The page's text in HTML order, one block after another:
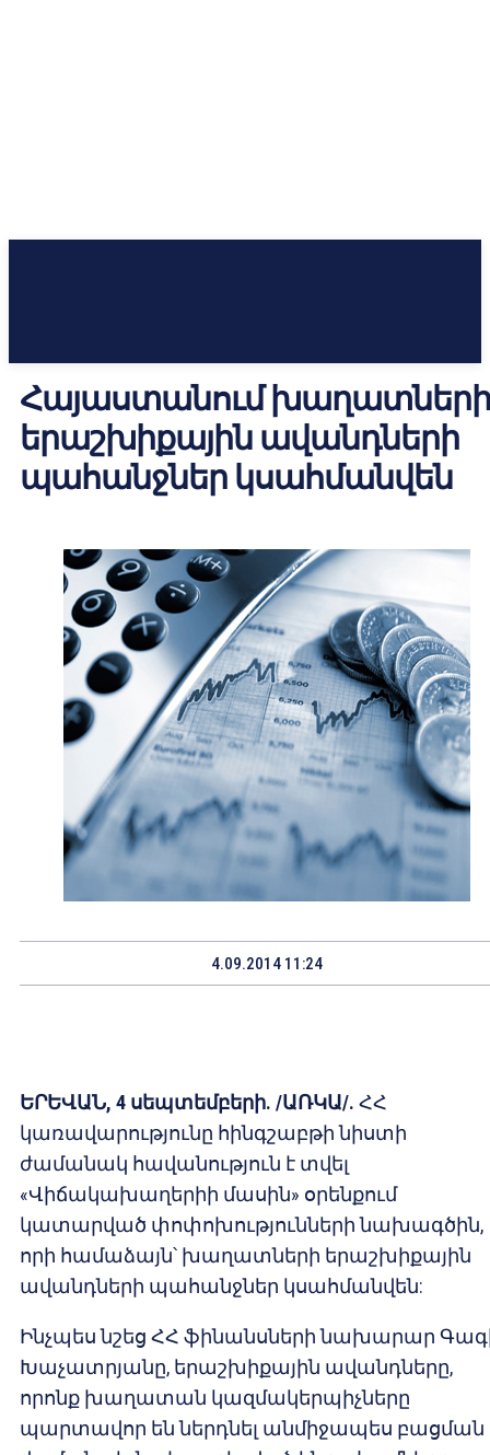
Հայաստանում խաղատների
երաշխիքային ավանդների
պահանջներ կսահմանվեն
4.09.2014 11:24
ԵՐԵՎԱՆ, 4 սեպտեմբերի. /ԱՌԿԱ/. ՀՀ
կառավարությունը հինգշաբթի նիստի
ժամանակ հավանություն է տվել
«Վիճակախաղերիի մասին» օրենքում
կատարված փոփոխությունների նախագծին,
որի համաձայն՝ խաղատների երաշխիքային
ավանդների պահանջներ կսահմանվեն:
Ինչպես նշեց ՀՀ ֆինանսների նախարար
Խաչատրյանը, երաշխիքային ավանդները,
որոնք խաղատան կազմակերպիչները
պարտավոր են ներդնել անմիջապես բացման